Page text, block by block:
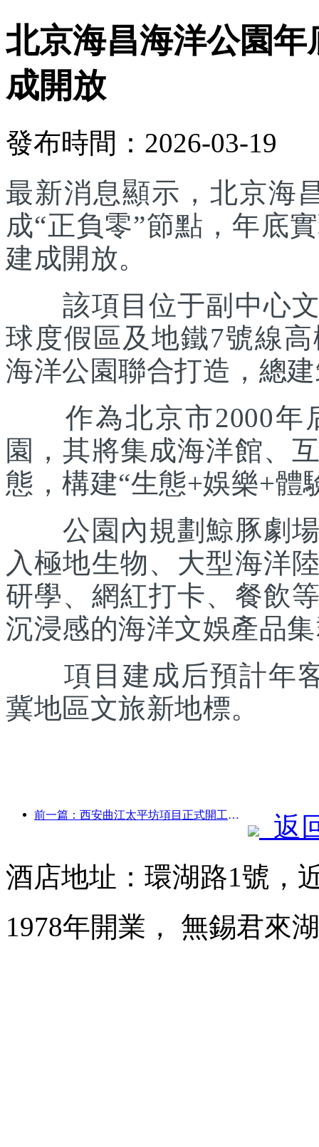
北京海昌海洋公園年
成開放
發布時間：2026-03-19
最新消息顯示，北京海
成“正負零”節點，年底
建成開放。
該項目位于副中心文
球度假區及地鐵7號線
海洋公園聯合打造，總
作為北京市2000年
園，其將集成海洋館、
態，構建“生態+娛樂+體
公園內規劃鯨豚劇場
入極地生物、大型海洋
研學、網紅打卡、餐飲
沉浸感的海洋文娛產品
項目建成后預計年客
冀地區文旅新地標。
前一篇：西安曲江太平坊項目正式開工，總建面13.7萬方
返
酒店地址：環湖路1號，
1978年開業， 無錫君